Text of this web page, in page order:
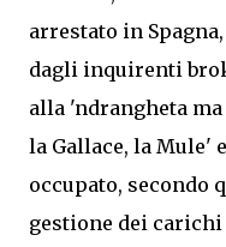
arrestato in
dagli inquirenti
alla 'ndrangheta
la Gallace, la Mule'
occupato, secondo
gestione dei